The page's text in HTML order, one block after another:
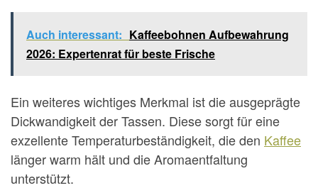
Auch interessant: Kaffeebohnen Aufbewahrung
2026: Expertenrat für beste Frische
Ein weiteres wichtiges Merkmal ist die ausgeprägte
Dickwandigkeit der Tassen. Diese sorgt für eine
exzellente Temperaturbeständigkeit, die den Kaffee
länger warm hält und die Aromaentfaltung
unterstützt.